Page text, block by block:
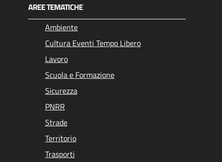
AREE TEMATICHE
Ambiente
Cultura Eventi Tempo Libero
Lavoro
Scuola e Formazione
Sicurezza
PNRR
Strade
Territorio
Trasporti